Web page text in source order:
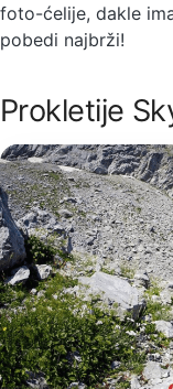
foto-ćelije, dakle
pobedi najbrži!
Prokletije